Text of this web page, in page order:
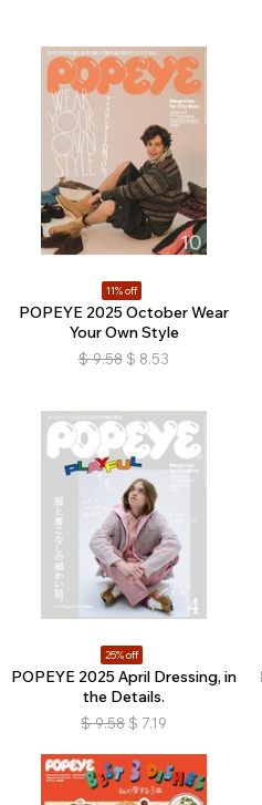
11% off
POPEYE 2025 October Wear
Your Own Style
$ 9.58 $ 8.53
25% off
POPEYE 2025 April Dressing, in
the Details.
$ 9.58 $ 7.19